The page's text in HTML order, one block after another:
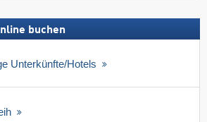
buchen
Unterkünfte/Hotels